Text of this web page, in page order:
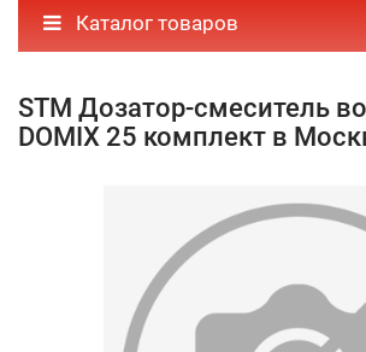
Каталог товаров
STM Дозатор-смеситель
DOMIX 25 комплект в